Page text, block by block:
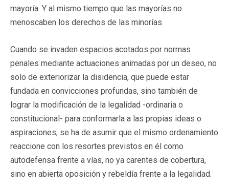
mayoría. Y al mismo tiempo que las mayorías no
menoscaben los derechos de las minorías.
Cuando se invaden espacios acotados por normas
penales mediante actuaciones animadas por un deseo, no
solo de exteriorizar la disidencia, que puede estar
fundada en convicciones profundas, sino también de
lograr la modificación de la legalidad -ordinaria o
constitucional- para conformarla a las propias ideas o
aspiraciones, se ha de asumir que el mismo ordenamiento
reaccione con los resortes previstos en él como
autodefensa frente a vías, no ya carentes de cobertura,
sino en abierta oposición y rebeldía frente a la legalidad.